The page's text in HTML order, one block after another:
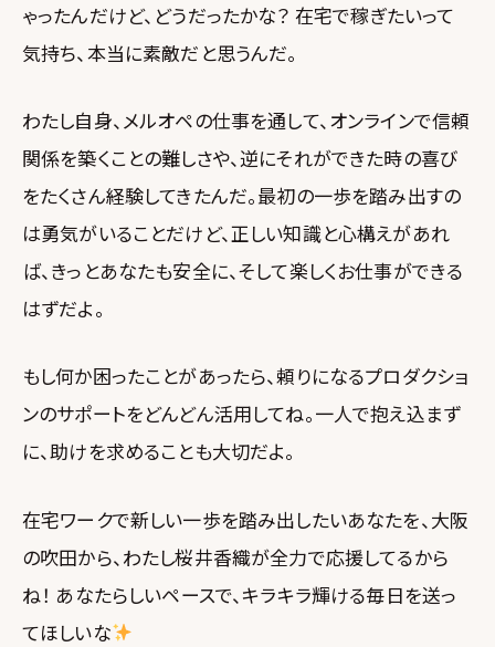
ゃったんだけど、どうだったかな？ 在宅で稼ぎたいって
気持ち、本当に素敵だと思うんだ。
わたし自身、メルオペの仕事を通して、オンラインで信頼
関係を築くことの難しさや、逆にそれができた時の喜び
をたくさん経験してきたんだ。最初の一歩を踏み出すの
は勇気がいることだけど、正しい知識と心構えがあれ
ば、きっとあなたも安全に、そして楽しくお仕事ができる
はずだよ。
もし何か困ったことがあったら、頼りになるプロダクショ
ンのサポートをどんどん活用してね。一人で抱え込まず
に、助けを求めることも大切だよ。
在宅ワークで新しい一歩を踏み出したいあなたを、大阪
の吹田から、わたし桜井香織が全力で応援してるから
ね！ あなたらしいペースで、キラキラ輝ける毎日を送っ
てほしいな